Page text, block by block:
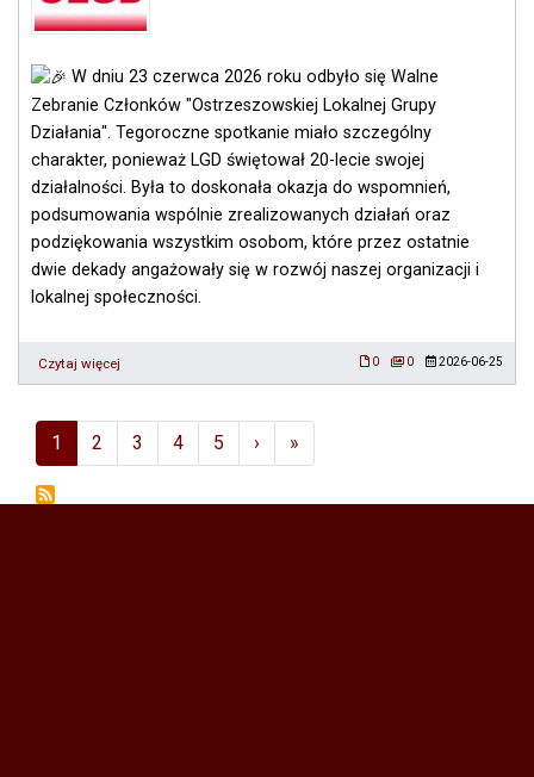
jutro"
W dniu 23 czerwca 2026 roku odbyło się Walne
Zebranie Członków "Ostrzeszowskiej Lokalnej Grupy
Działania". Tegoroczne spotkanie miało szczególny
charakter, ponieważ LGD świętował 20-lecie swojej
działalności. Była to doskonała okazja do wspomnień,
podsumowania wspólnie zrealizowanych działań oraz
podziękowania wszystkim osobom, które przez ostatnie
dwie dekady angażowały się w rozwój naszej organizacji i
lokalnej społeczności.
Czytaj więcej
Walne
"Ostrzeszowskiej
Lokalnej
0 0 2026-06-25
Stronicowanie
1 2 3 4 5 › Next ›
»